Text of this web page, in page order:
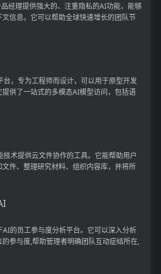
经理提供强大的、注重隐私的AI功能，能够
信息。它可以帮助全球快速增长的团队节
，专为工程师而设计，可以用于原型开发
供了一站式的多模态AI模型访问，包括语
术提供云文件协作的工具。它能帮助用户
件、整理研究材料、组织内容库，并将所
的员工参与度分析平台。它可以深入分析
参与度,帮助管理者明确团队互动症结所在,